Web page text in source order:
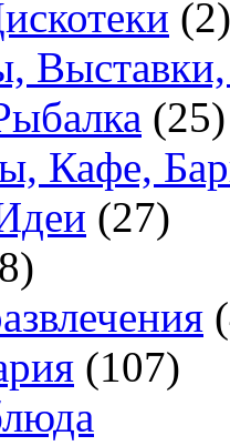
(2)
(25)
Кафе,
(27)
(107)